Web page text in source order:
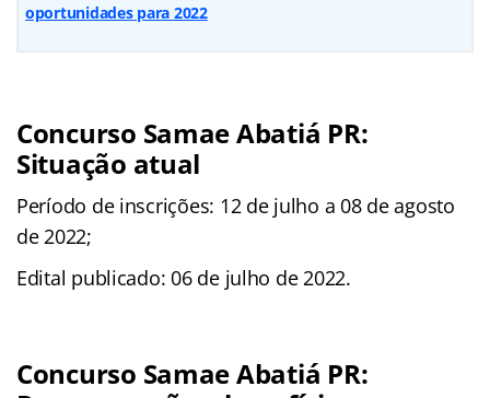
oportunidades para 2022
Concurso Samae Abatiá PR:
Situação atual
Período de inscrições: 12 de julho a 08 de agosto
de 2022;
Edital publicado: 06 de julho de 2022.
Concurso Samae Abatiá PR: